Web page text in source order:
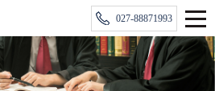
027-88871993